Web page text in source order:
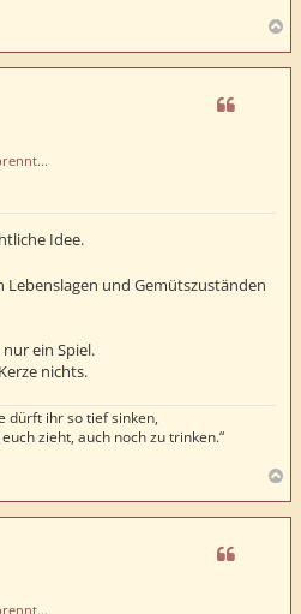
c
Idee.
Lebenslagen und Gemütszuständen
ein Spiel.
nichts.
dürft ihr so tief sinken,
zieht, auch noch zu trinken.“
c